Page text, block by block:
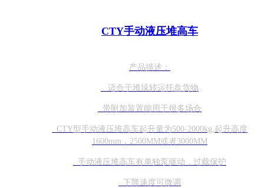
CTY手动液压堆高车
产品描述：
适合于堆垛转运托盘货物
带附加装置能用于很多场合
CTY型手动液压堆高车起升量为500-2000kg,起升高度
1600mm，2500MM或者3000MM
手动液压堆高车有单独泵驱动，过载保护
下降速度可微调